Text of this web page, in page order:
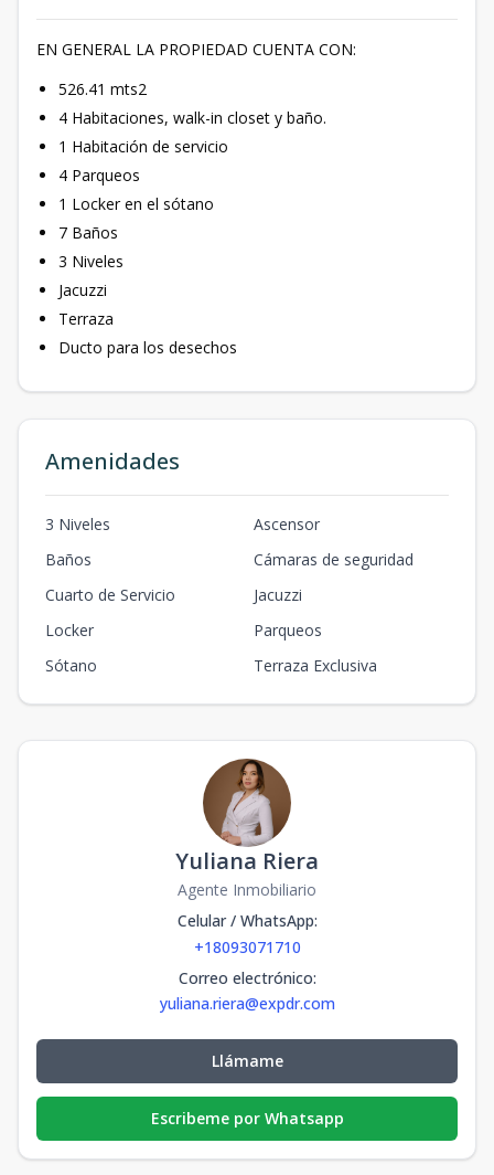
EN GENERAL LA PROPIEDAD CUENTA CON:
526.41 mts2
4 Habitaciones, walk-in closet y baño.
1 Habitación de servicio
4 Parqueos
1 Locker en el sótano
7 Baños
3 Niveles
Jacuzzi
Terraza
Ducto para los desechos
Amenidades
3 Niveles
Ascensor
Baños
Cámaras de seguridad
Cuarto de Servicio
Jacuzzi
Locker
Parqueos
Sótano
Terraza Exclusiva
Yuliana Riera
Agente Inmobiliario
Celular / WhatsApp:
+18093071710
Correo electrónico:
yuliana.riera@expdr.com
Llámame
Escribeme por Whatsapp